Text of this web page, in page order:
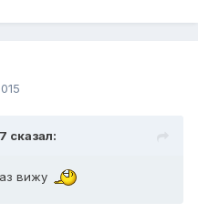
сказал:
вижу